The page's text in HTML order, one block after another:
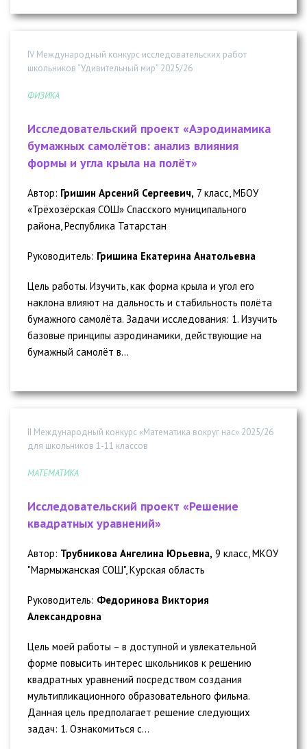
IV Международный конкурс исследовательских работ
школьников “Удивительный мир” 2025/26
ФИЗИКА
Исследовательский проект «Аэродинамика
бумажных самолётов: анализ влияния
формы и угла крыла на полёт»
Автор: Гришин Арсений Сергеевич, 7 класс, МБОУ
«Трёхозёрская СОШ» Спасского муниципального
района, Республика Татарстан
Руководитель: Гришина Екатерина Анатольевна
Цель работы. Изучить, как форма крыла и угол его
наклона влияют на дальность и стабильность полёта
бумажного самолёта. Задачи исследования: 1. Изучить
базовые принципы аэродинамики, действующие на
бумажный самолёт в...
II Международный конкурс «Математика вокруг нас» 2025/26
для школьников 1-11 классов
МАТЕМАТИКА
Исследовательский проект «Решение
квадратных уравнений»
Автор: Трубникова Ангелина Юрьевна, 9 класс, МКОУ
"Мармыжанская СОШ", Курская область
Руководитель: Федоринова Виктория
Александровна
Цель моей работы – в доступной и увлекательной
форме повысить интерес школьников к решению
квадратных уравнений посредством создания
мультипликационного образовательного фильма.
Данная цель предполагает решение следующих
задач: 1. Ознакомиться с...